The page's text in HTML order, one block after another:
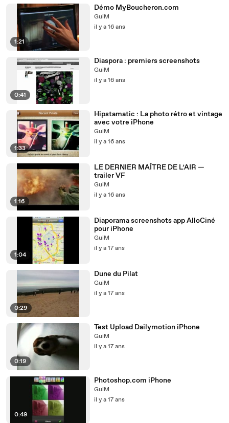
1:21
Démo MyBoucheron.com
GuiM
il y a 16 ans
0:41
Diaspora : premiers screenshots
GuiM
il y a 16 ans
1:33
Hipstamatic : La photo rétro et vintage
avec votre iPhone
GuiM
il y a 16 ans
1:16
LE DERNIER MAÎTRE DE L’AIR —
trailer VF
GuiM
il y a 16 ans
1:04
Diaporama screenshots app AlloCiné
pour iPhone
GuiM
il y a 17 ans
0:29
Dune du Pilat
GuiM
il y a 17 ans
0:19
Test Upload Dailymotion iPhone
GuiM
il y a 17 ans
0:49
Photoshop.com iPhone
GuiM
il y a 17 ans